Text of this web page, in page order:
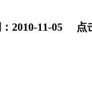
11-05 点